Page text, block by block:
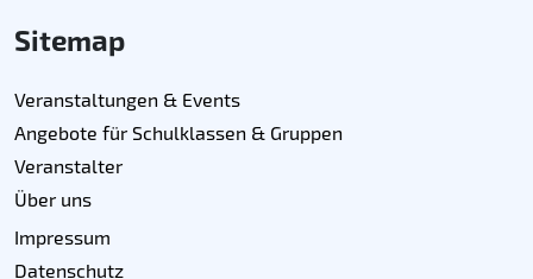
Sitemap
Veranstaltungen & Events
Angebote für Schulklassen & Gruppen
Veranstalter
Über uns
Impressum
Datenschutz